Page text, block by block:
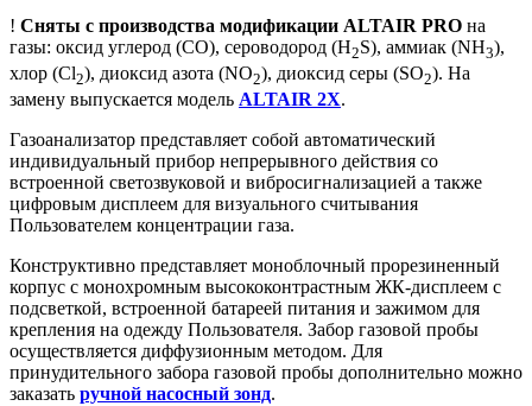
! Сняты с производства модификации ALTAIR PRO на
газы: оксид углерод (CO), сероводород (H2S), аммиак (NH3),
хлор (Cl2), диоксид азота (NO2), диоксид серы (SO2). На
замену выпускается модель ALTAIR 2Х.
Газоанализатор представляет собой автоматический
индивидуальный прибор непрерывного действия со
встроенной светозвуковой и вибросигнализацией а также
цифровым дисплеем для визуального считывания
Пользователем концентрации газа.
Конструктивно представляет моноблочный прорезиненный
корпус с монохромным высококонтрастным ЖК-дисплеем с
подсветкой, встроенной батареей питания и зажимом для
крепления на одежду Пользователя. Забор газовой пробы
осуществляется диффузионным методом. Для
принудительного забора газовой пробы дополнительно можно
заказать ручной насосный зонд.